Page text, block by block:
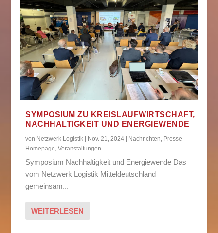
SYMPOSIUM ZU KREISLAUFWIRTSCHAFT,
NACHHALTIGKEIT UND ENERGIEWENDE
von Netzwerk Logistik Nov. 21, 2024 Nachrichten, Presse
Homepage,Veranstaltungen
Symposium Nachhaltigkeit und Energiewende Das
vom Netzwerk Logistik Mitteldeutschland
gemeinsam...
WEITERLESEN